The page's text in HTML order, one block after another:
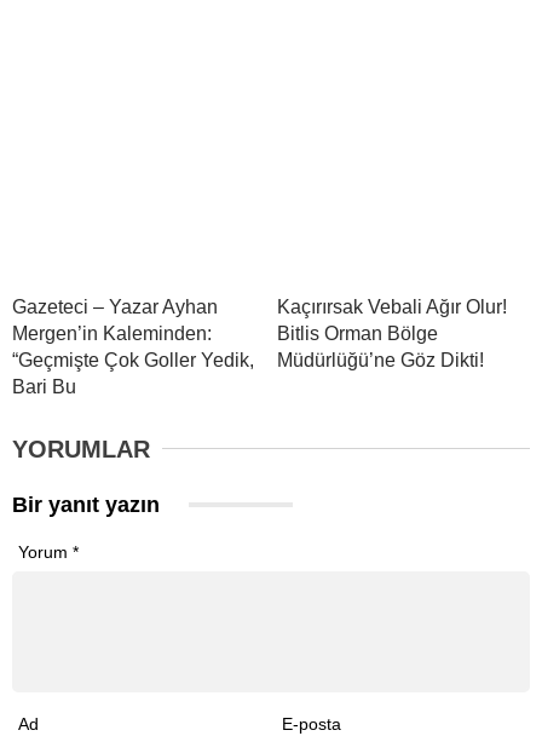
Gazeteci – Yazar Ayhan
Mergen’in Kaleminden:
“Geçmişte Çok Goller Yedik,
Bari Bu
Kaçırırsak Vebali Ağır Olur!
Bitlis Orman Bölge
Müdürlüğü’ne Göz Dikti!
YORUMLAR
Bir yanıt yazın
Yorum *
Ad E-posta